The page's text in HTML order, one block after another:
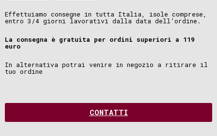
Effettuiamo consegne in tutta Italia, isole comprese,
entro 3/4 giorni lavorativi dalla data dell’ordine.
La consegna è gratuita per ordini superiori a 119
euro
In alternativa potrai venire in negozio a ritirare il
tuo ordine
CONTATTI